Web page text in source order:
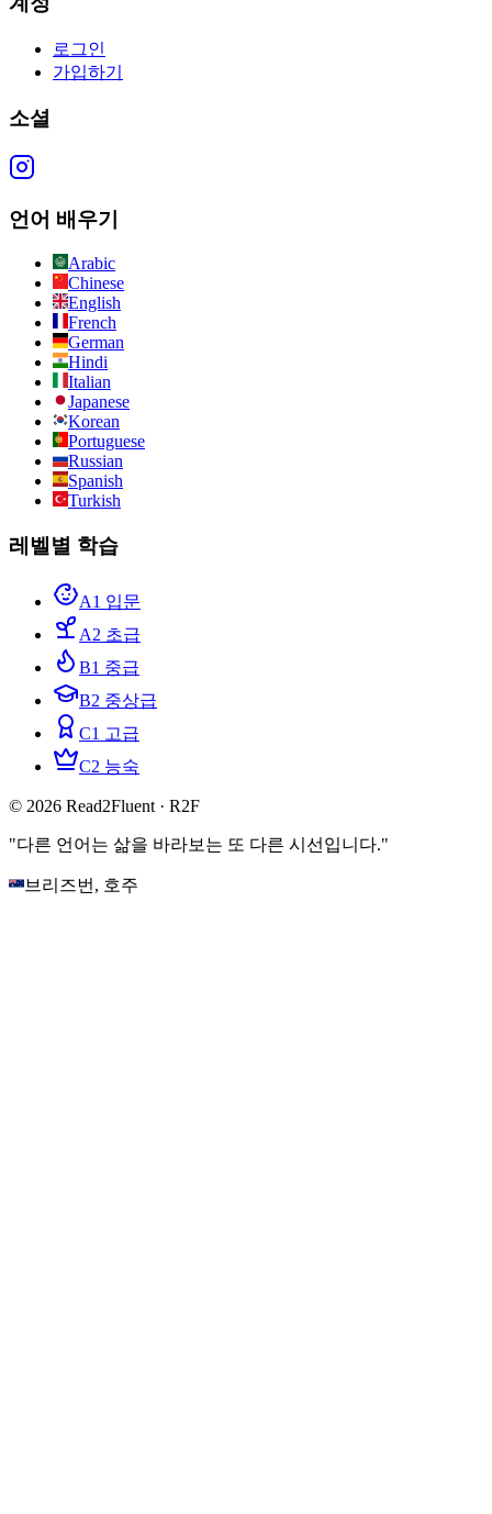
로그인
가입하기
소셜
언어 배우기
Arabic
Chinese
English
French
German
Hindi
Italian
Japanese
Korean
Portuguese
Russian
Spanish
Turkish
레벨별 학습
A1 입문
A2 초급
B1 중급
B2 중상급
C1 고급
C2 능숙
© 2026 Read2Fluent · R2F
"다른 언어는 삶을 바라보는 또 다른 시선입니다."
브리즈번, 호주